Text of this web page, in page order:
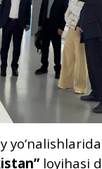
loyihasi